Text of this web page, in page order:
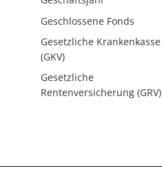
Geschlossene Fonds
Gesetzliche Krankenkasse
(GKV)
Gesetzliche
Rentenversicherung (GRV)